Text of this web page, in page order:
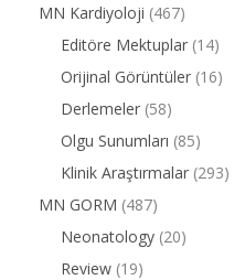
MN Kardiyoloji (467)
Editöre Mektuplar (14)
Orijinal Görüntüler (16)
Derlemeler (58)
Olgu Sunumları (85)
Klinik Araştırmalar (293)
MN GORM (487)
Neonatology (20)
Review (19)